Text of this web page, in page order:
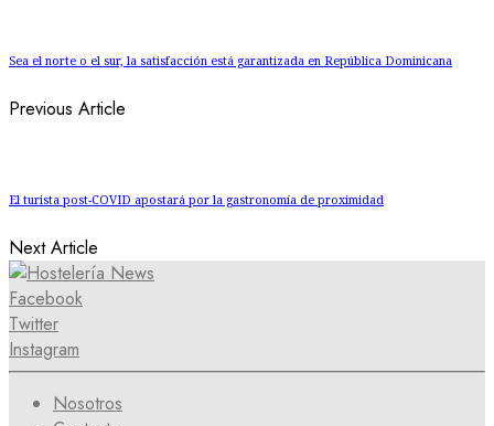
Sea el norte o el sur, la satisfacción está garantizada en República Dominicana
Previous Article
El turista post-COVID apostará por la gastronomía de proximidad
Next Article
Facebook
Twitter
Instagram
Nosotros